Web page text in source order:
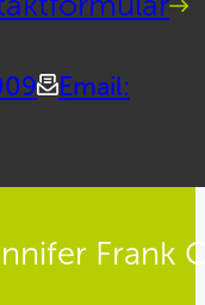
Email:
Frank